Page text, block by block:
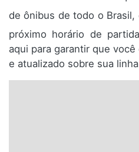
de ônibus de todo o Brasil,
próximo horário de
aqui para garantir que
e atualizado sobre sua